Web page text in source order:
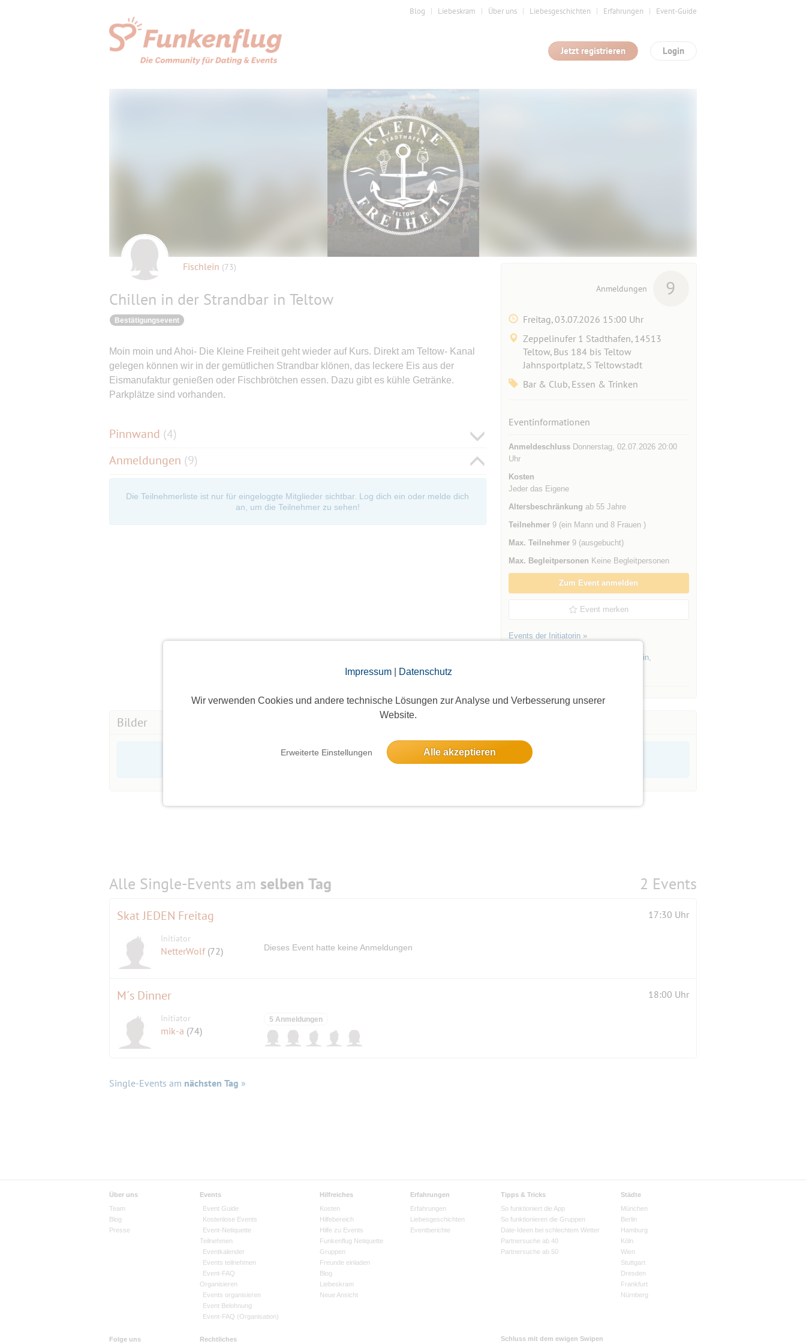
Impressum| Datenschutz
Wir verwenden Cookies und andere technische Lösungen zur Analyse und Verbesserung unserer
Website.
Erweiterte Einstellungen Alle akzeptieren
Blog Liebeskram Über uns Liebesgeschichten Erfahrungen Event-Guide
Login
Jetzt registrieren
Fischlein (73)
Chillen in der Strandbar in Teltow
Bestätigungsevent
Moin moin und Ahoi- Die Kleine Freiheit geht wieder auf Kurs. Direkt am Teltow- Kanal
gelegen können wir in der gemütlichen Strandbar klönen, das leckere Eis aus der
Eismanufaktur genießen oder Fischbrötchen essen. Dazu gibt es kühle Getränke.
Parkplätze sind vorhanden.
Pinnwand (4)
Anmeldungen (9)
Die Teilnehmerliste ist nur für eingeloggte Mitglieder sichtbar. Log dich ein oder melde dich
an, um die Teilnehmer zu sehen!
Anmeldungen 9
Freitag, 03.07.2026 15:00 Uhr
Zeppelinufer 1 Stadthafen, 14513
Teltow, Bus 184 bis Teltow
Jahnsportplatz, S Teltowstadt
Bar & Club, Essen & Trinken
Eventinformationen
AnmeldeschlussDonnerstag, 02.07.2026 20:00
Uhr
Kosten
Jeder das Eigene
Altersbeschränkung ab 55 Jahre
Teilnehmer9 (ein Mann und 8 Frauen )
Max. Teilnehmer9 (ausgebucht)
Max. Begleitpersonen Keine Begleitpersonen
Zum Event anmelden
Event merken
Events der Initiatorin »
Berlin,
Bilder
Die Bildergalerien sind nur für eingeloggte Mitglieder sichtbar.
Alle Single-Events am selben Tag 2 Events
Skat JEDEN Freitag 17:30 Uhr
Initiator
NetterWolf (72) Dieses Event hatte keine Anmeldungen
M´s Dinner 18:00 Uhr
Initiator
mik-a (74)
5 Anmeldungen
Single-Events am nächsten Tag »
Über uns
Team
Blog
Presse
Events
Event Guide
Kostenlose Events
Event-Netiquette
Teilnehmen
Eventkalender
Events teilnehmen
Event-FAQ
Organisieren
Events organisieren
Event Belohnung
Event-FAQ (Organisation)
Hilfreiches
Kosten
Hilfebereich
Hilfe zu Events
Funkenflug Netiquette
Gruppen
Freunde einladen
Blog
Liebeskram
Neue Ansicht
Erfahrungen
Erfahrungen
Liebesgeschichten
Eventberichte
Tipps & Tricks
So funktioniert die App
So funktionieren die Gruppen
Date-Ideen bei schlechtem Wetter
Partnersuche ab 40
Partnersuche ab 50
Städte
München
Berlin
Hamburg
Köln
Wien
Stuttgart
Dresden
Frankfurt
Nürnberg
Folge uns Rechtliches Schluss mit dem ewigen Swipen